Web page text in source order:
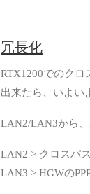
冗長化
RTX1200でのクロ
出来たら、いよい
LAN2/LAN3から
LAN2 > クロスパ
LAN3 > HGWの